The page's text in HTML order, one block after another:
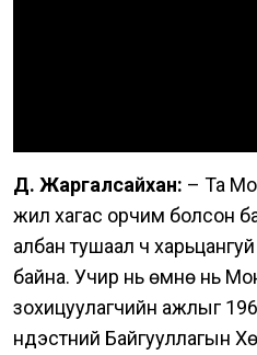
Д. Жаргалсайхан: – Та
жил хагас орчим болсон
албан тушаал ч
байна. Учир нь өмнө нь
зохицуулагчийн ажлыг
Үндэстний Байгууллагын